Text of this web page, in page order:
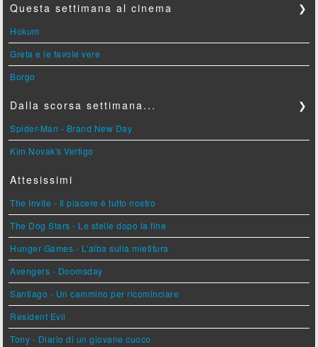
Questa settimana al cinema ❯
Hokum
Greta e le favole vere
Borgo
Dalla scorsa settimana... ❯
Spider-Man - Brand New Day
Kim Novak's Vertigo
Attesissimi
The Invite - Il piacere è tutto nostro
The Dog Stars - Le stelle dopo la fine
Hunger Games - L'alba sulla mietitura
Avengers - Doomsday
Santiago - Un cammino per ricominciare
Resident Evil
Tony - Diario di un giovane cuoco